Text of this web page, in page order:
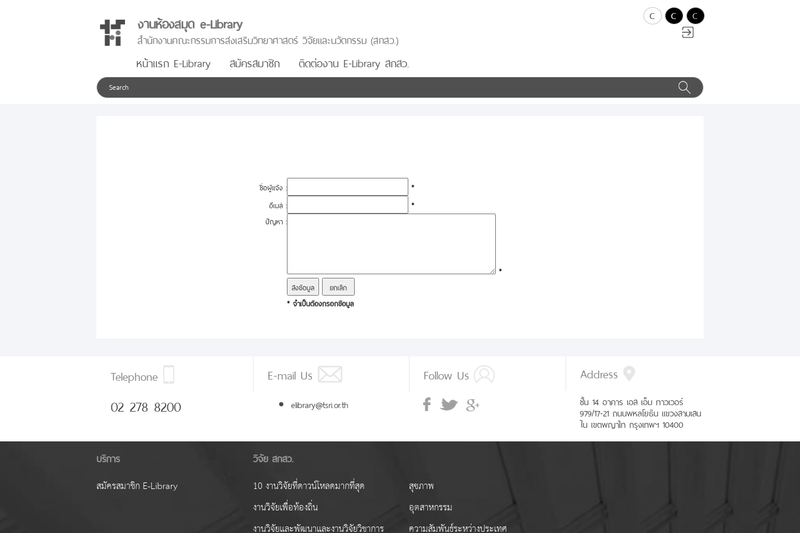
งานห้องสมุด e-Library
สำนักงานคณะกรรมการส่งเสริมวิทยาศาสตร์ วิจัยและนวัตกรรม (สกสว.)
หน้าแรก E-Library สมัครสมาชิก ติดต่องาน E-Library สกสว.
c c c
ชื่อผู้แจ้ง :
*
อีเมล์ :
*
ปัญหา :
*
* จำเป็นต้องกรอกข้อมูล
Telephone
02 278 8200
E-mail Us
elibrary@tsri.or.th
Follow Us Address
ชั้น 14 อาคาร เอส เอ็ม ทาวเวอร์
979/17-21 ถนนพหลโยธิน แขวงสามเสน
ใน เขตพญาไท กรุงเทพฯ 10400
บริการ
สมัครสมาชิก E-Library
วิจัย สกสว.
10 งานวิจัยที่ดาวน์โหลดมากที่สุด
งานวิจัยเพื่อท้องถิ่น
งานวิจัยและพัฒนาและงานวิจัยวิชาการ
สุขภาพ
อุตสาหกรรม
ความสัมพันธ์ระหว่างประเทศ